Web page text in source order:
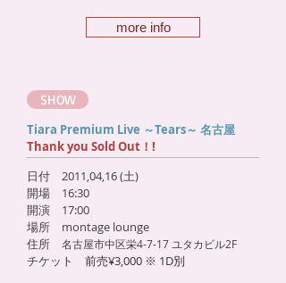
more info
SHOW
Tiara Premium Live ～Tears～ 名古屋
Thank you Sold Out！!
日付 2011,04,16 (土)
開場 16:30
開演 17:00
場所 montage lounge
住所 名古屋市中区栄4-7-17 ユタカビル2F
チケット 前売¥3,000 ※ 1D別